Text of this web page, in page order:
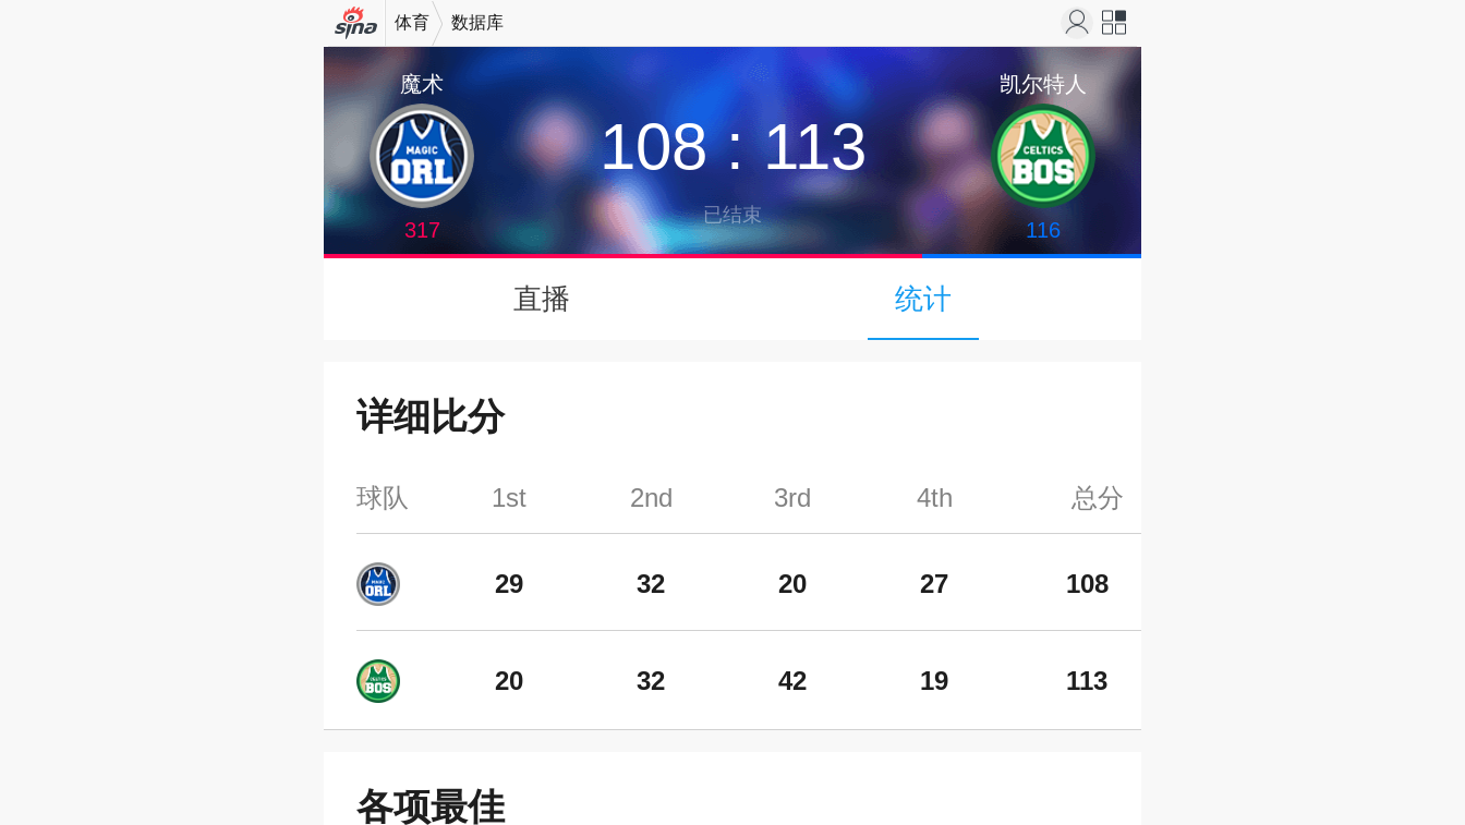
机新浪
网
站导
体育 数据库
魔术
317
凯尔特人
116
108 : 113
已结束
直播 统计
详细比分
球队 1st
29
20
2nd
32
32
3rd
20
42
4th
27
19
总分
108
113
各项最佳